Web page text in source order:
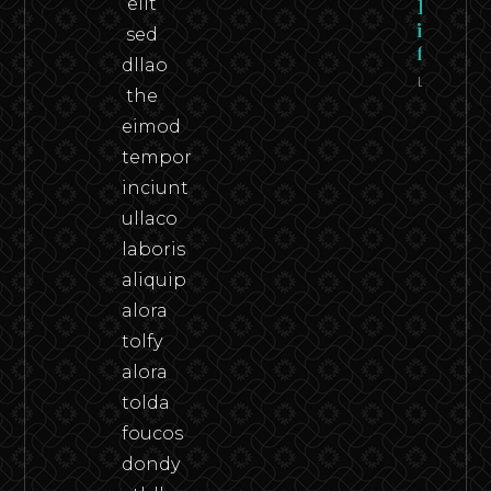
sed
dllao
the
eimod
tempor
inciunt
ullaco
laboris
aliquip
alora
tolfy
alora
tolda
foucos
dondy
in the
flesh
Leer